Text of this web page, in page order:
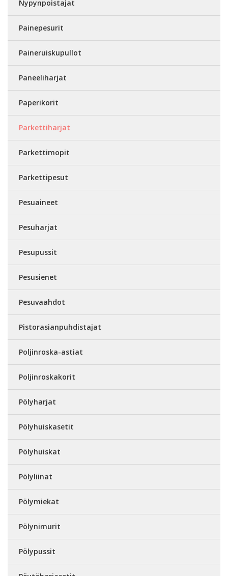
Nypynpoistajat
Painepesurit
Paineruiskupullot
Paneeliharjat
Paperikorit
Parkettiharjat
Parkettimopit
Parkettipesut
Pesuaineet
Pesuharjat
Pesupussit
Pesusienet
Pesuvaahdot
Pistorasianpuhdistajat
Poljinroska-astiat
Poljinroskakorit
Pölyharjat
Pölyhuiskasetit
Pölyhuiskat
Pölyliinat
Pölymiekat
Pölynimurit
Pölypussit